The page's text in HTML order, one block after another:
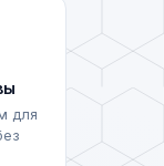
для